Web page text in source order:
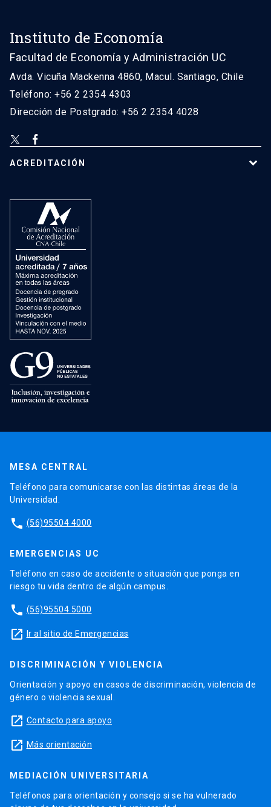
Instituto de Economía
Facultad de Economía y Administración UC
Avda. Vicuña Mackenna 4860, Macul. Santiago, Chile
Teléfono: +56 2 2354 4303
Dirección de Postgrado: +56 2 2354 4028
ACREDITACIÓN
MESA CENTRAL
Teléfono para comunicarse con las distintas áreas de la
Universidad.
phone (56)95504 4000
EMERGENCIAS UC
Teléfono en caso de accidente o situación que ponga en
riesgo tu vida dentro de algún campus.
phone (56)95504 5000
launch Ir al sitio de Emergencias
DISCRIMINACIÓN Y VIOLENCIA
Orientación y apoyo en casos de discriminación, violencia de
género o violencia sexual.
launch Contacto para apoyo
launch Más orientación
MEDIACIÓN UNIVERSITARIA
Teléfonos para orientación y consejo si se ha vulnerado